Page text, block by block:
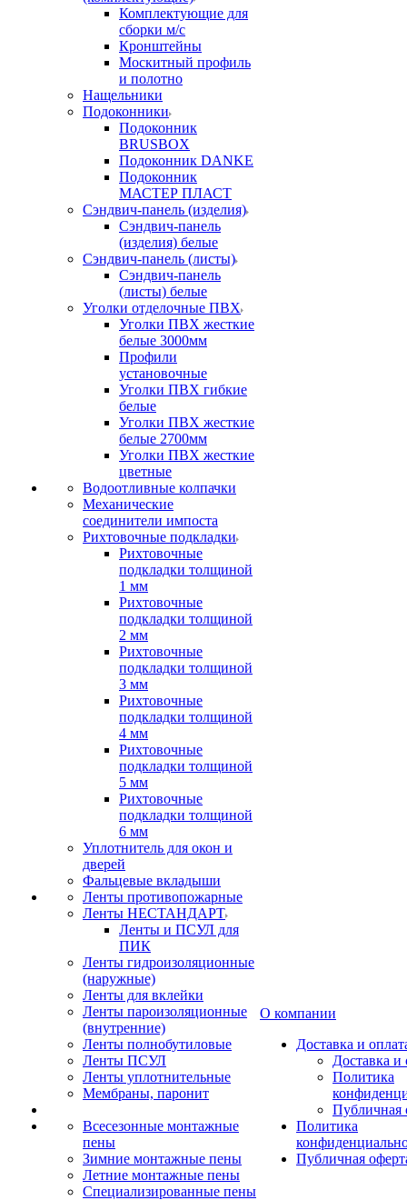
Комплектующие для
сборки м/с
Кронштейны
Москитный профиль
и полотно
Нащельники
Подоконники
Подоконник
BRUSBOX
Подоконник DANKE
Подоконник
МАСТЕР ПЛАСТ
Сэндвич-панель (изделия)
Сэндвич-панель
(изделия) белые
Сэндвич-панель (листы)
Сэндвич-панель
(листы) белые
Уголки отделочные ПВХ
Уголки ПВХ жесткие
белые 3000мм
Профили
установочные
Уголки ПВХ гибкие
белые
Уголки ПВХ жесткие
белые 2700мм
Уголки ПВХ жесткие
цветные
Водоотливные колпачки
Механические
соединители импоста
Рихтовочные подкладки
Рихтовочные
подкладки толщиной
1 мм
Рихтовочные
подкладки толщиной
2 мм
Рихтовочные
подкладки толщиной
3 мм
Рихтовочные
подкладки толщиной
4 мм
Рихтовочные
подкладки толщиной
5 мм
Рихтовочные
подкладки толщиной
6 мм
Уплотнитель для окон и
дверей
Фальцевые вкладыши
Ленты противопожарные
Ленты НЕСТАНДАРТ
Ленты и ПСУЛ для
ПИК
Ленты гидроизоляционные
(наружные)
Ленты для вклейки
Ленты пароизоляционные
(внутренние)
Ленты полнобутиловые
Ленты ПСУЛ
Ленты уплотнительные
Мембраны, паронит
Всесезонные монтажные
пены
Зимние монтажные пены
Летние монтажные пены
Специализированные пены
О компании
Доставка и
Доставка и
Политика
Публичная
Политика
Публичная